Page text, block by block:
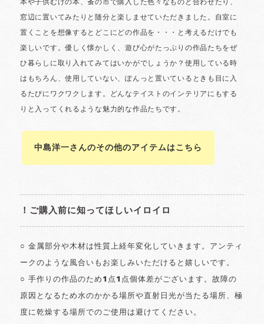
中島洋一さんのその他のアイテムはこちら
！ご購入前に知ってほしいイロイロ
○ 金属部分や木材は性質上経年変化していきます。アンティ
ークのような風合いもお楽しみいただけると嬉しいです。
○ 手作りの作品のため1点1点個体差がございます。故障の
原因となるため水のかかる場所や直射日光が当たる場所、極
度に乾燥する場所でのご使用は避けてください。